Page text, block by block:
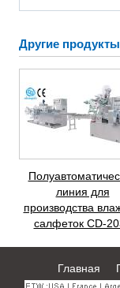
Другие продукты
линия для
производства
салфеток CD-
Главная